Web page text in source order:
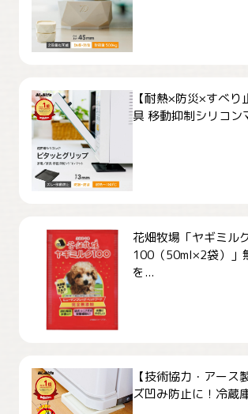
【耐熱×防災×すべ
具 移動抑制シリコン
花畑牧場「ヤギミル
100（50ml×2袋）」
を...
【技術協力・アース
ズ凹み防止に！冷蔵